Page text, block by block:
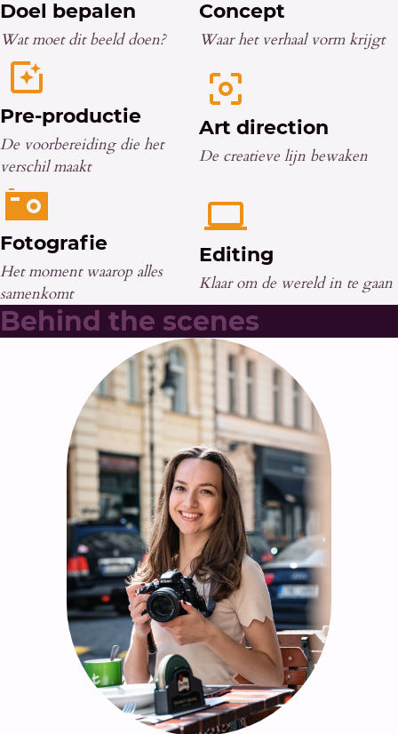
Doel bepalen
Wat moet dit beeld doen?
Concept
Waar het verhaal vorm krijgt
Pre-productie
De voorbereiding die het
verschil maakt
Art direction
De creatieve lijn bewaken
Fotografie
Het moment waarop alles
samenkomt
Editing
Klaar om de wereld in te gaan
Behind the scenes